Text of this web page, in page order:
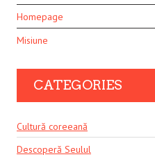
Homepage
Misiune
CATEGORIES
Cultură coreeană
Descoperă Seulul